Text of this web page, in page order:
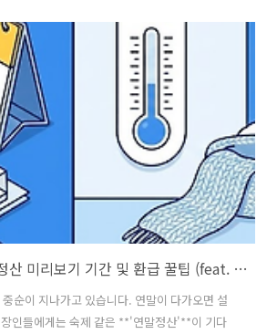
를 정리해 드립니다. 지금 주문해서 내일 바로
출이 두렵지 않게! '철벽 방한용품'출퇴근길이
아줄 아이템들은 선택이 아니라 필수입니다. 특
싸니 박스째 쟁여두는 것이 국룰이죠. 대용량
에 하나 붙이면 체감 온도가 확 올..
#173. 2025 연말정산 미리보기 기간 및 환급 꿀팁 (feat. 역대급 한파 동파 방지법)
순이 지나가고 있습니다. 연말이 다가오면 설
인들에게는 숙제 같은 **'연말정산'**이 기다